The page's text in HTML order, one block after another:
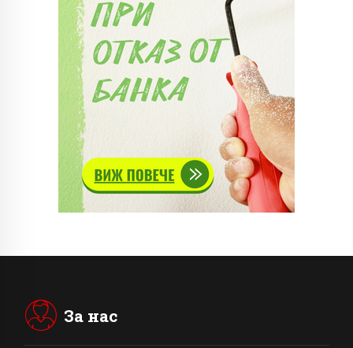
За нас